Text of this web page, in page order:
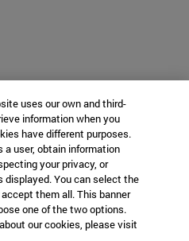
uses our own and third-
information when you
have different purposes.
a user, obtain information
your privacy, or
You can select the
them all. This banner
one of the two options.
our cookies, please visit